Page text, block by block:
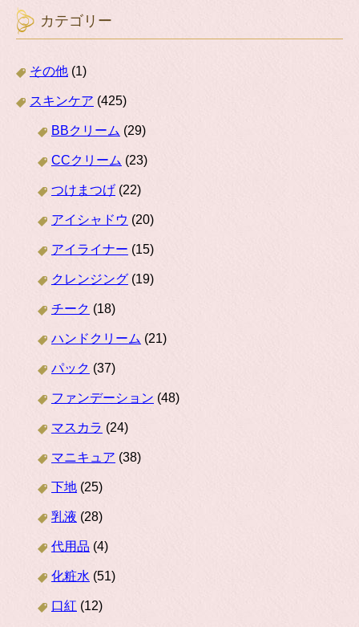
カテゴリー
その他 (1)
スキンケア (425)
BBクリーム (29)
CCクリーム (23)
つけまつげ (22)
アイシャドウ (20)
アイライナー (15)
クレンジング (19)
チーク (18)
ハンドクリーム (21)
パック (37)
ファンデーション (48)
マスカラ (24)
マニキュア (38)
下地 (25)
乳液 (28)
代用品 (4)
化粧水 (51)
口紅 (12)